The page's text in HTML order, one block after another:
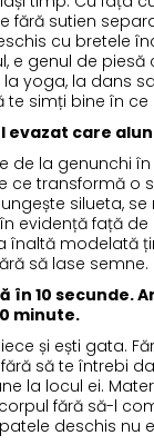
fără sutien
cu bretele
e genul de piesă
yoga, la dans
te simți bine în ce
evazat care
de la genunchi
ce transformă o
silueta,
evidență față
înaltă modelată
să lase semne.
în 10 secunde.
minute.
și ești gata.
să te întrebi
la locul ei.
fără să-l
deschis nu